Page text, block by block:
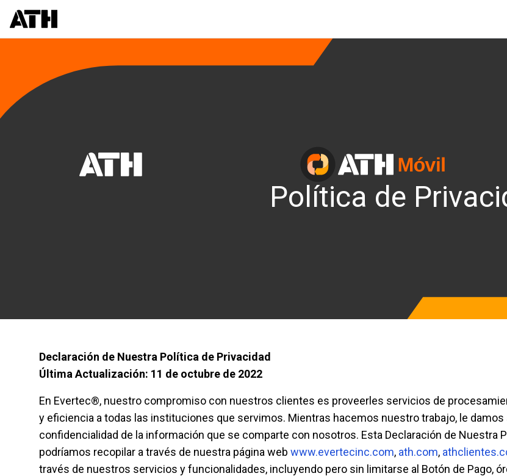
Política de
Declaración de Nuestra Política de Privacidad
Última Actualización: 11 de octubre de 2022
En Evertec®, nuestro compromiso con nuestros clientes es proveerles servicios de
y eficiencia a todas las instituciones que servimos. Mientras hacemos nuestro trabajo, le
confidencialidad de la información que se comparte con nosotros. Esta Declaración de Nuestra
podríamos recopilar a través de nuestra página web www.evertecinc.com, ath.com,
través de nuestros servicios y funcionalidades, incluyendo pero sin limitarse al Botón de Pago,